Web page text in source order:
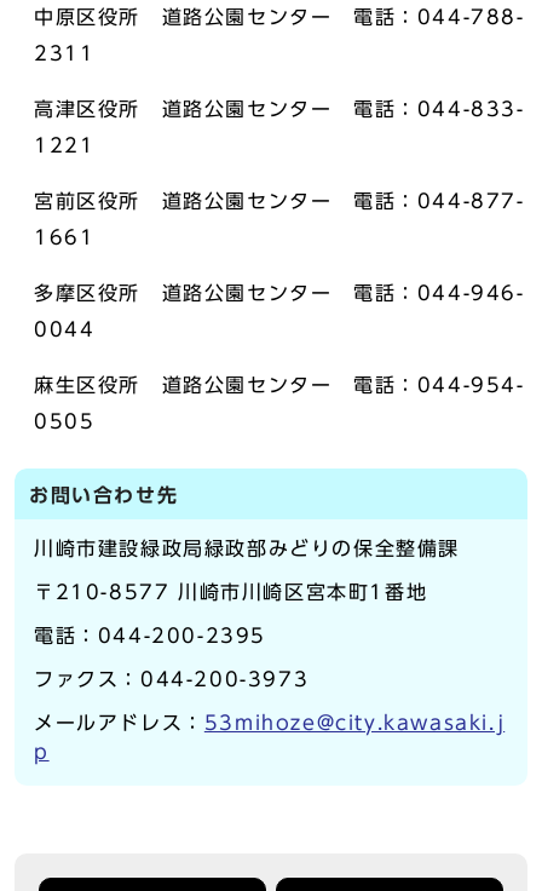
中原区役所 道路公園センター 電話：044-788-
2311
高津区役所 道路公園センター 電話：044-833-
1221
宮前区役所 道路公園センター 電話：044-877-
1661
多摩区役所 道路公園センター 電話：044-946-
0044
麻生区役所 道路公園センター 電話：044-954-
0505
お問い合わせ先
川崎市建設緑政局緑政部みどりの保全整備課
〒210-8577 川崎市川崎区宮本町1番地
電話：044-200-2395
ファクス：044-200-3973
メールアドレス： 53mihoze@city.kawasaki.j
p